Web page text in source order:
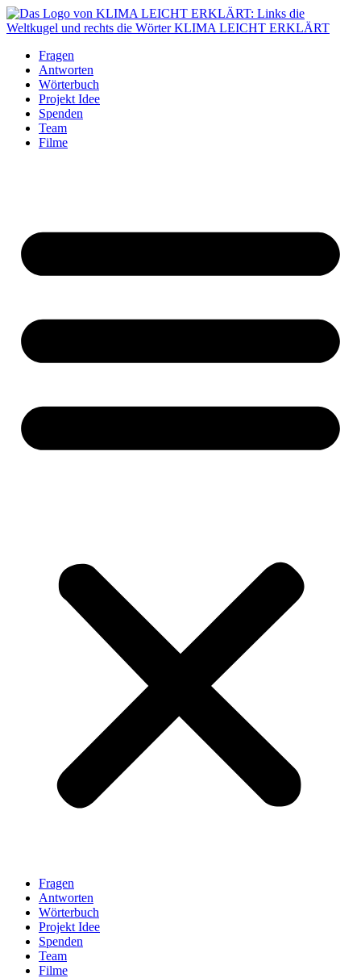
Fragen
Antworten
Wörterbuch
Projekt Idee
Spenden
Team
Filme
Fragen
Antworten
Wörterbuch
Projekt Idee
Spenden
Team
Filme